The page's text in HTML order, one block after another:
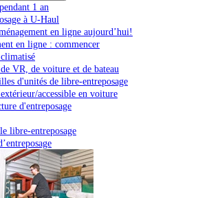
1 an
à U-Haul
en ligne aujourd’hui!
en ligne : commencer
VR, de voiture et de bateau
d'unités de libre-entreposage
accessible en voiture
d'entreposage
libre-entreposage